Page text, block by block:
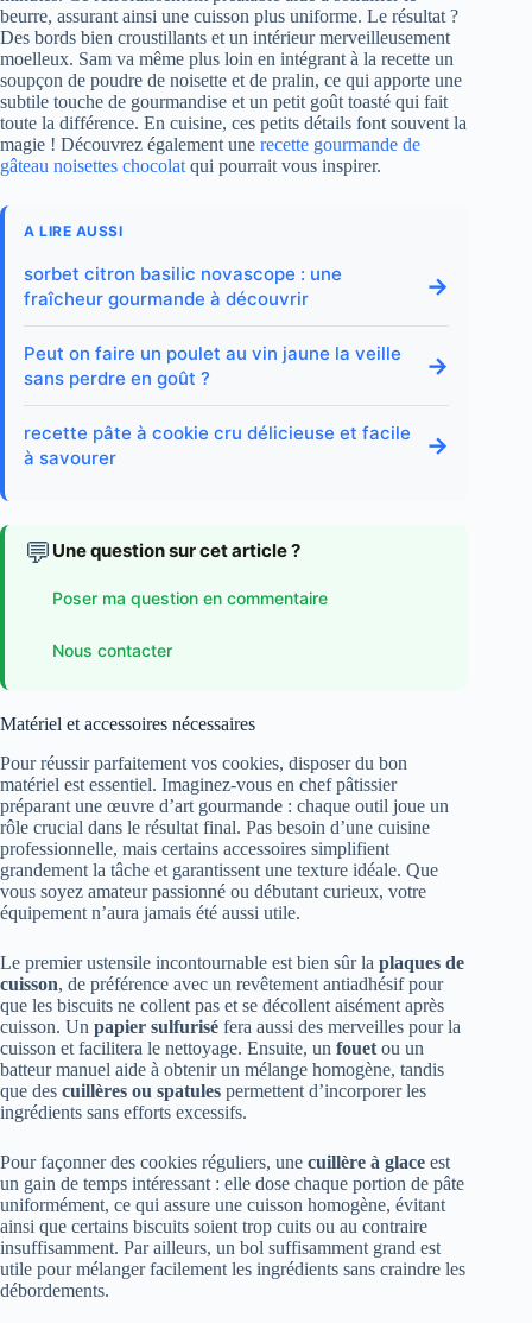
beurre, assurant ainsi une cuisson plus uniforme. Le résultat ?
Des bords bien croustillants et un intérieur merveilleusement
moelleux. Sam va même plus loin en intégrant à la recette un
soupçon de poudre de noisette et de pralin, ce qui apporte une
subtile touche de gourmandise et un petit goût toasté qui fait
toute la différence. En cuisine, ces petits détails font souvent la
magie ! Découvrez également une recette gourmande de
gâteau noisettes chocolatqui pourrait vous inspirer.
A LIRE AUSSI
sorbet citron basilic novascope : une
fraîcheur gourmande à découvrir
→
Peut on faire un poulet au vin jaune la veille
sans perdre en goût ?
→
recette pâte à cookie cru délicieuse et facile
à savourer
→
💬 Une question sur cet article ?
Poser ma question en commentaire
Nous contacter
Matériel et accessoires nécessaires
Pour réussir parfaitement vos cookies, disposer du bon
matériel est essentiel. Imaginez-vous en chef pâtissier
préparant une œuvre d’art gourmande : chaque outil joue un
rôle crucial dans le résultat final. Pas besoin d’une cuisine
professionnelle, mais certains accessoires simplifient
grandement la tâche et garantissent une texture idéale. Que
vous soyez amateur passionné ou débutant curieux, votre
équipement n’aura jamais été aussi utile.
Le premier ustensile incontournable est bien sûr la plaques de
cuisson, de préférence avec un revêtement antiadhésif pour
que les biscuits ne collent pas et se décollent aisément après
cuisson. Un papier sulfurisé fera aussi des merveilles pour la
cuisson et facilitera le nettoyage. Ensuite, un fouet ou un
batteur manuel aide à obtenir un mélange homogène, tandis
que des cuillères ou spatules permettent d’incorporer les
ingrédients sans efforts excessifs.
Pour façonner des cookies réguliers, une cuillère à glace est
un gain de temps intéressant : elle dose chaque portion de pâte
uniformément, ce qui assure une cuisson homogène, évitant
ainsi que certains biscuits soient trop cuits ou au contraire
insuffisamment. Par ailleurs, un bol suffisamment grand est
utile pour mélanger facilement les ingrédients sans craindre les
débordements.